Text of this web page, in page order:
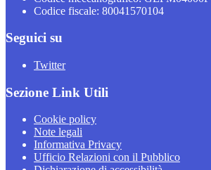
Codice fiscale: 80041570104
Seguici su
Twitter
Sezione Link Utili
Cookie policy
Note legali
Informativa Privacy
Ufficio Relazioni con il Pubblico